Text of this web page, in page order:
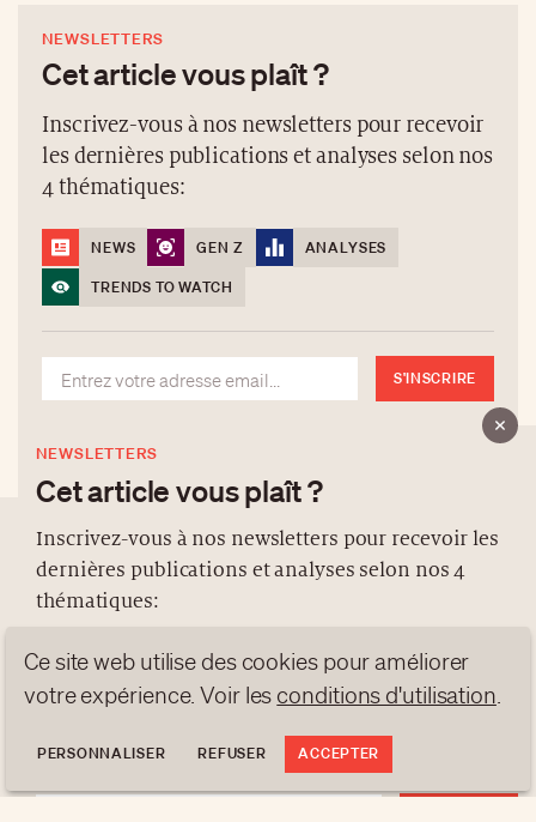
NEWSLETTERS
Cet article vous plaît ?
Inscrivez-vous à nos newsletters pour recevoir
les dernières publications et analyses selon nos
4 thématiques:
NEWS GEN Z
ANALYSES
TRENDS TO WATCH
S'INSCRIRE
NEWSLETTERS
Cet article vous plaît ?
Inscrivez-vous à nos newsletters pour recevoir les
dernières publications et analyses selon nos 4
thématiques:
NEWS GEN Z
ANALYSES
TRENDS TO WATCH
À PROPOS
PROTECTION DES DONNÉES
contact@luxurytribune.com
Conçu parAntistatique
Ce site web utilise des cookies pour améliorer
votre expérience. Voir les conditions d'utilisation
PERSONNALISER REFUSER ACCEPTER